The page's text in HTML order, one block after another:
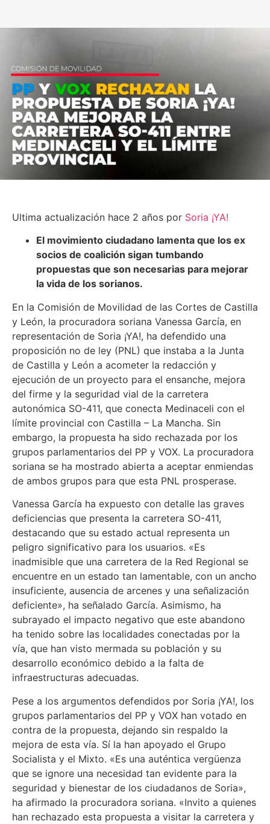
Ultima actualización hace 2 años por Soria ¡YA!
El movimiento ciudadano lamenta que los ex
socios de coalición sigan tumbando
propuestas que son necesarias para mejorar
la vida de los sorianos.
En la Comisión de Movilidad de las Cortes de Castilla
y León, la procuradora soriana Vanessa García, en
representación de Soria ¡YA!, ha defendido una
proposición no de ley (PNL) que instaba a la Junta
de Castilla y León a acometer la redacción y
ejecución de un proyecto para el ensanche, mejora
del firme y la seguridad vial de la carretera
autonómica SO-411, que conecta Medinaceli con el
límite provincial con Castilla – La Mancha. Sin
embargo, la propuesta ha sido rechazada por los
grupos parlamentarios del PP y VOX. La procuradora
soriana se ha mostrado abierta a aceptar enmiendas
de ambos grupos para que esta PNL prosperase.
Vanessa García ha expuesto con detalle las graves
deficiencias que presenta la carretera SO-411,
destacando que su estado actual representa un
peligro significativo para los usuarios. «Es
inadmisible que una carretera de la Red Regional se
encuentre en un estado tan lamentable, con un ancho
insuficiente, ausencia de arcenes y una señalización
deficiente», ha señalado García. Asimismo, ha
subrayado el impacto negativo que este abandono
ha tenido sobre las localidades conectadas por la
vía, que han visto mermada su población y su
desarrollo económico debido a la falta de
infraestructuras adecuadas.
Pese a los argumentos defendidos por Soria ¡YA!, los
grupos parlamentarios del PP y VOX han votado en
contra de la propuesta, dejando sin respaldo la
mejora de esta vía. Sí la han apoyado el Grupo
Socialista y el Mixto. «Es una auténtica vergüenza
que se ignore una necesidad tan evidente para la
seguridad y bienestar de los ciudadanos de Soria»,
ha afirmado la procuradora soriana. «Invito a quienes
han rechazado esta propuesta a visitar la carretera y